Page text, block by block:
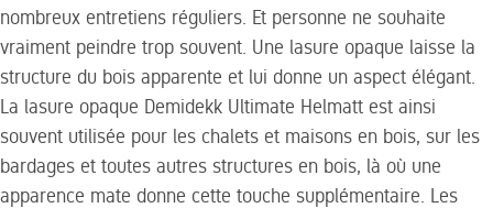
nombreux entretiens réguliers. Et personne ne souhaite
vraiment peindre trop souvent. Une lasure opaque laisse la
structure du bois apparente et lui donne un aspect élégant.
La lasure opaque Demidekk Ultimate Helmatt est ainsi
souvent utilisée pour les chalets et maisons en bois, sur les
bardages et toutes autres structures en bois, là où une
apparence mate donne cette touche supplémentaire. Les